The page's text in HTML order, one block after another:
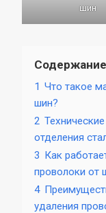
шин
Содержание
1 Что такое
шин?
2
отделения
3 Как
проволоки от
4
удаления